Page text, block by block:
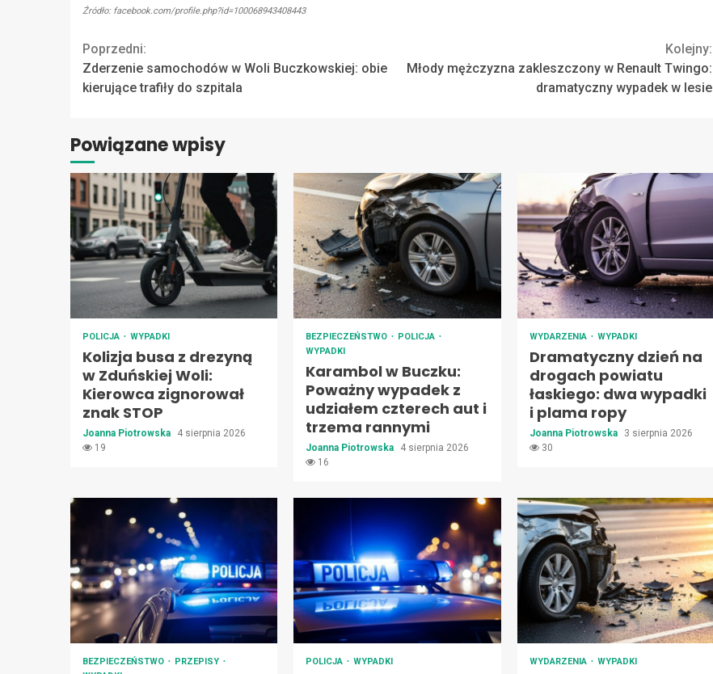
Źródło: facebook.com/profile.php?id=100068943408443
Continue
Reading
Poprzedni:
Zderzenie samochodów w Woli Buczkowskiej: obie
kierujące trafiły do szpitala
Kolejny:
Młody mężczyzna zakleszczony w Renault Twingo:
dramatyczny wypadek w lesie
Powiązane wpisy
POLICJA WYPADKI
Kolizja busa z drezyną
w Zduńskiej Woli:
Kierowca zignorował
znak STOP
Joanna Piotrowska
4 sierpnia 2026
19
BEZPIECZEŃSTWO
POLICJA
WYPADKI
Karambol w Buczku:
Poważny wypadek z
udziałem czterech aut i
trzema rannymi
Joanna Piotrowska
4 sierpnia 2026
16
WYDARZENIA WYPADKI
Dramatyczny dzień na
drogach powiatu
łaskiego: dwa wypadki
i plama ropy
Joanna Piotrowska
3 sierpnia 2026
30
BEZPIECZEŃSTWO
PRZEPISY
POLICJA WYPADKI WYDARZENIA WYPADKI